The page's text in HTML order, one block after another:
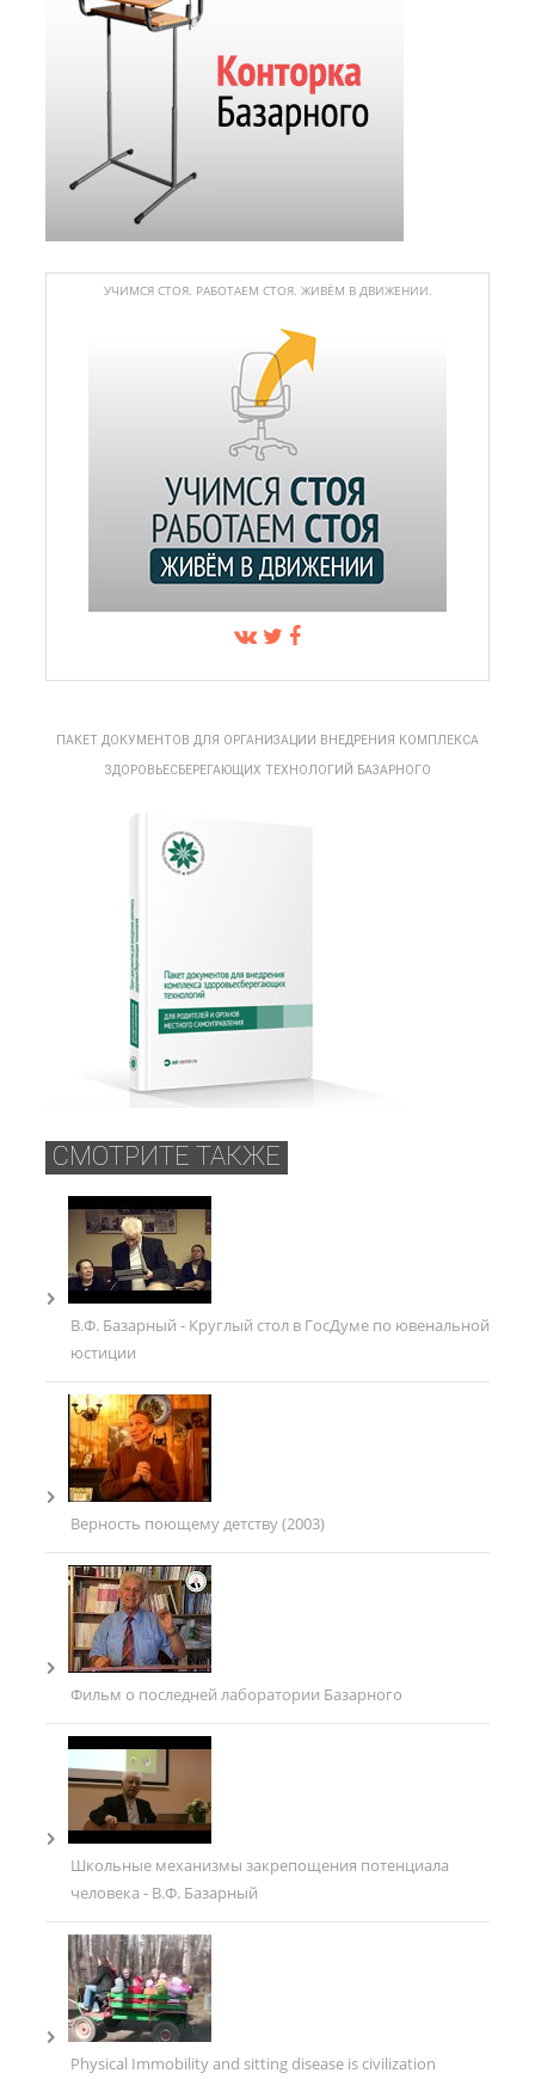
УЧИМСЯ СТОЯ. РАБОТАЕМ СТОЯ. ЖИВЁМ В ДВИЖЕНИИ.
ПАКЕТ ДОКУМЕНТОВ ДЛЯ ОРГАНИЗАЦИИ ВНЕДРЕНИЯ КОМПЛЕКСА
ЗДОРОВЬЕСБЕРЕГАЮЩИХ ТЕХНОЛОГИЙ БАЗАРНОГО
СМОТРИТЕ ТАКЖЕ
В.Ф. Базарный - Круглый стол в ГосДуме по ювенальной
юстиции
Верность поющему детству (2003)
Фильм о последней лаборатории Базарного
Школьные механизмы закрепощения потенциала
человека - В.Ф. Базарный
Physical Immobility and sitting disease is civilization